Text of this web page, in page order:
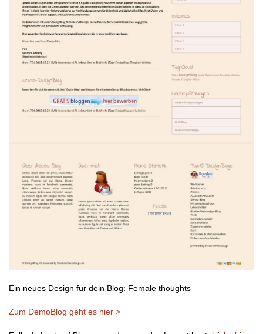
Ein neues Design für dein Blog: Female thoughts
Zum DemoBlog geht es hier >